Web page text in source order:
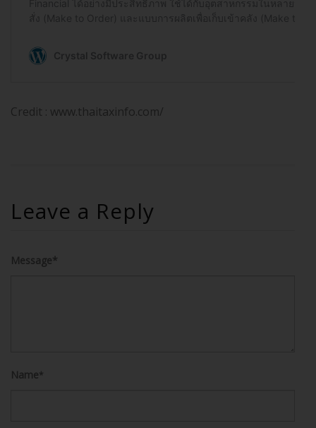
Credit : www.thaitaxinfo.com/
Leave a Reply
Message*
Name*